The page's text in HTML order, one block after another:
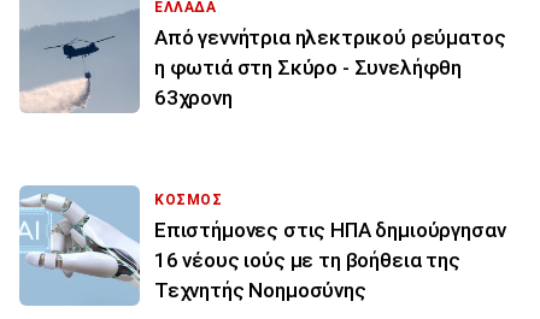
ΕΛΛΑΔΑ
Από γεννήτρια ηλεκτρικού ρεύματος
η φωτιά στη Σκύρο - Συνελήφθη
63χρονη
ΚΟΣΜΟΣ
Επιστήμονες στις ΗΠΑ δημιούργησαν
16 νέους ιούς με τη βοήθεια της
Τεχνητής Νοημοσύνης